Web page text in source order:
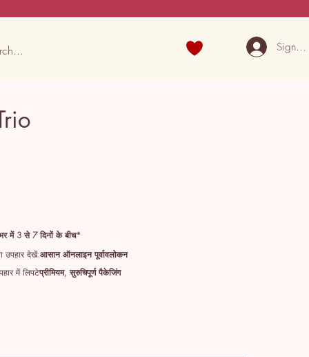
Sign
में 3 से 7 दिनों के बीच*
उपहार देखें:आसान ऑनलाइन पूर्वावलोकन
में लिपटेप्रीमियम, सुरुचिपूर्ण पैकेजिंग